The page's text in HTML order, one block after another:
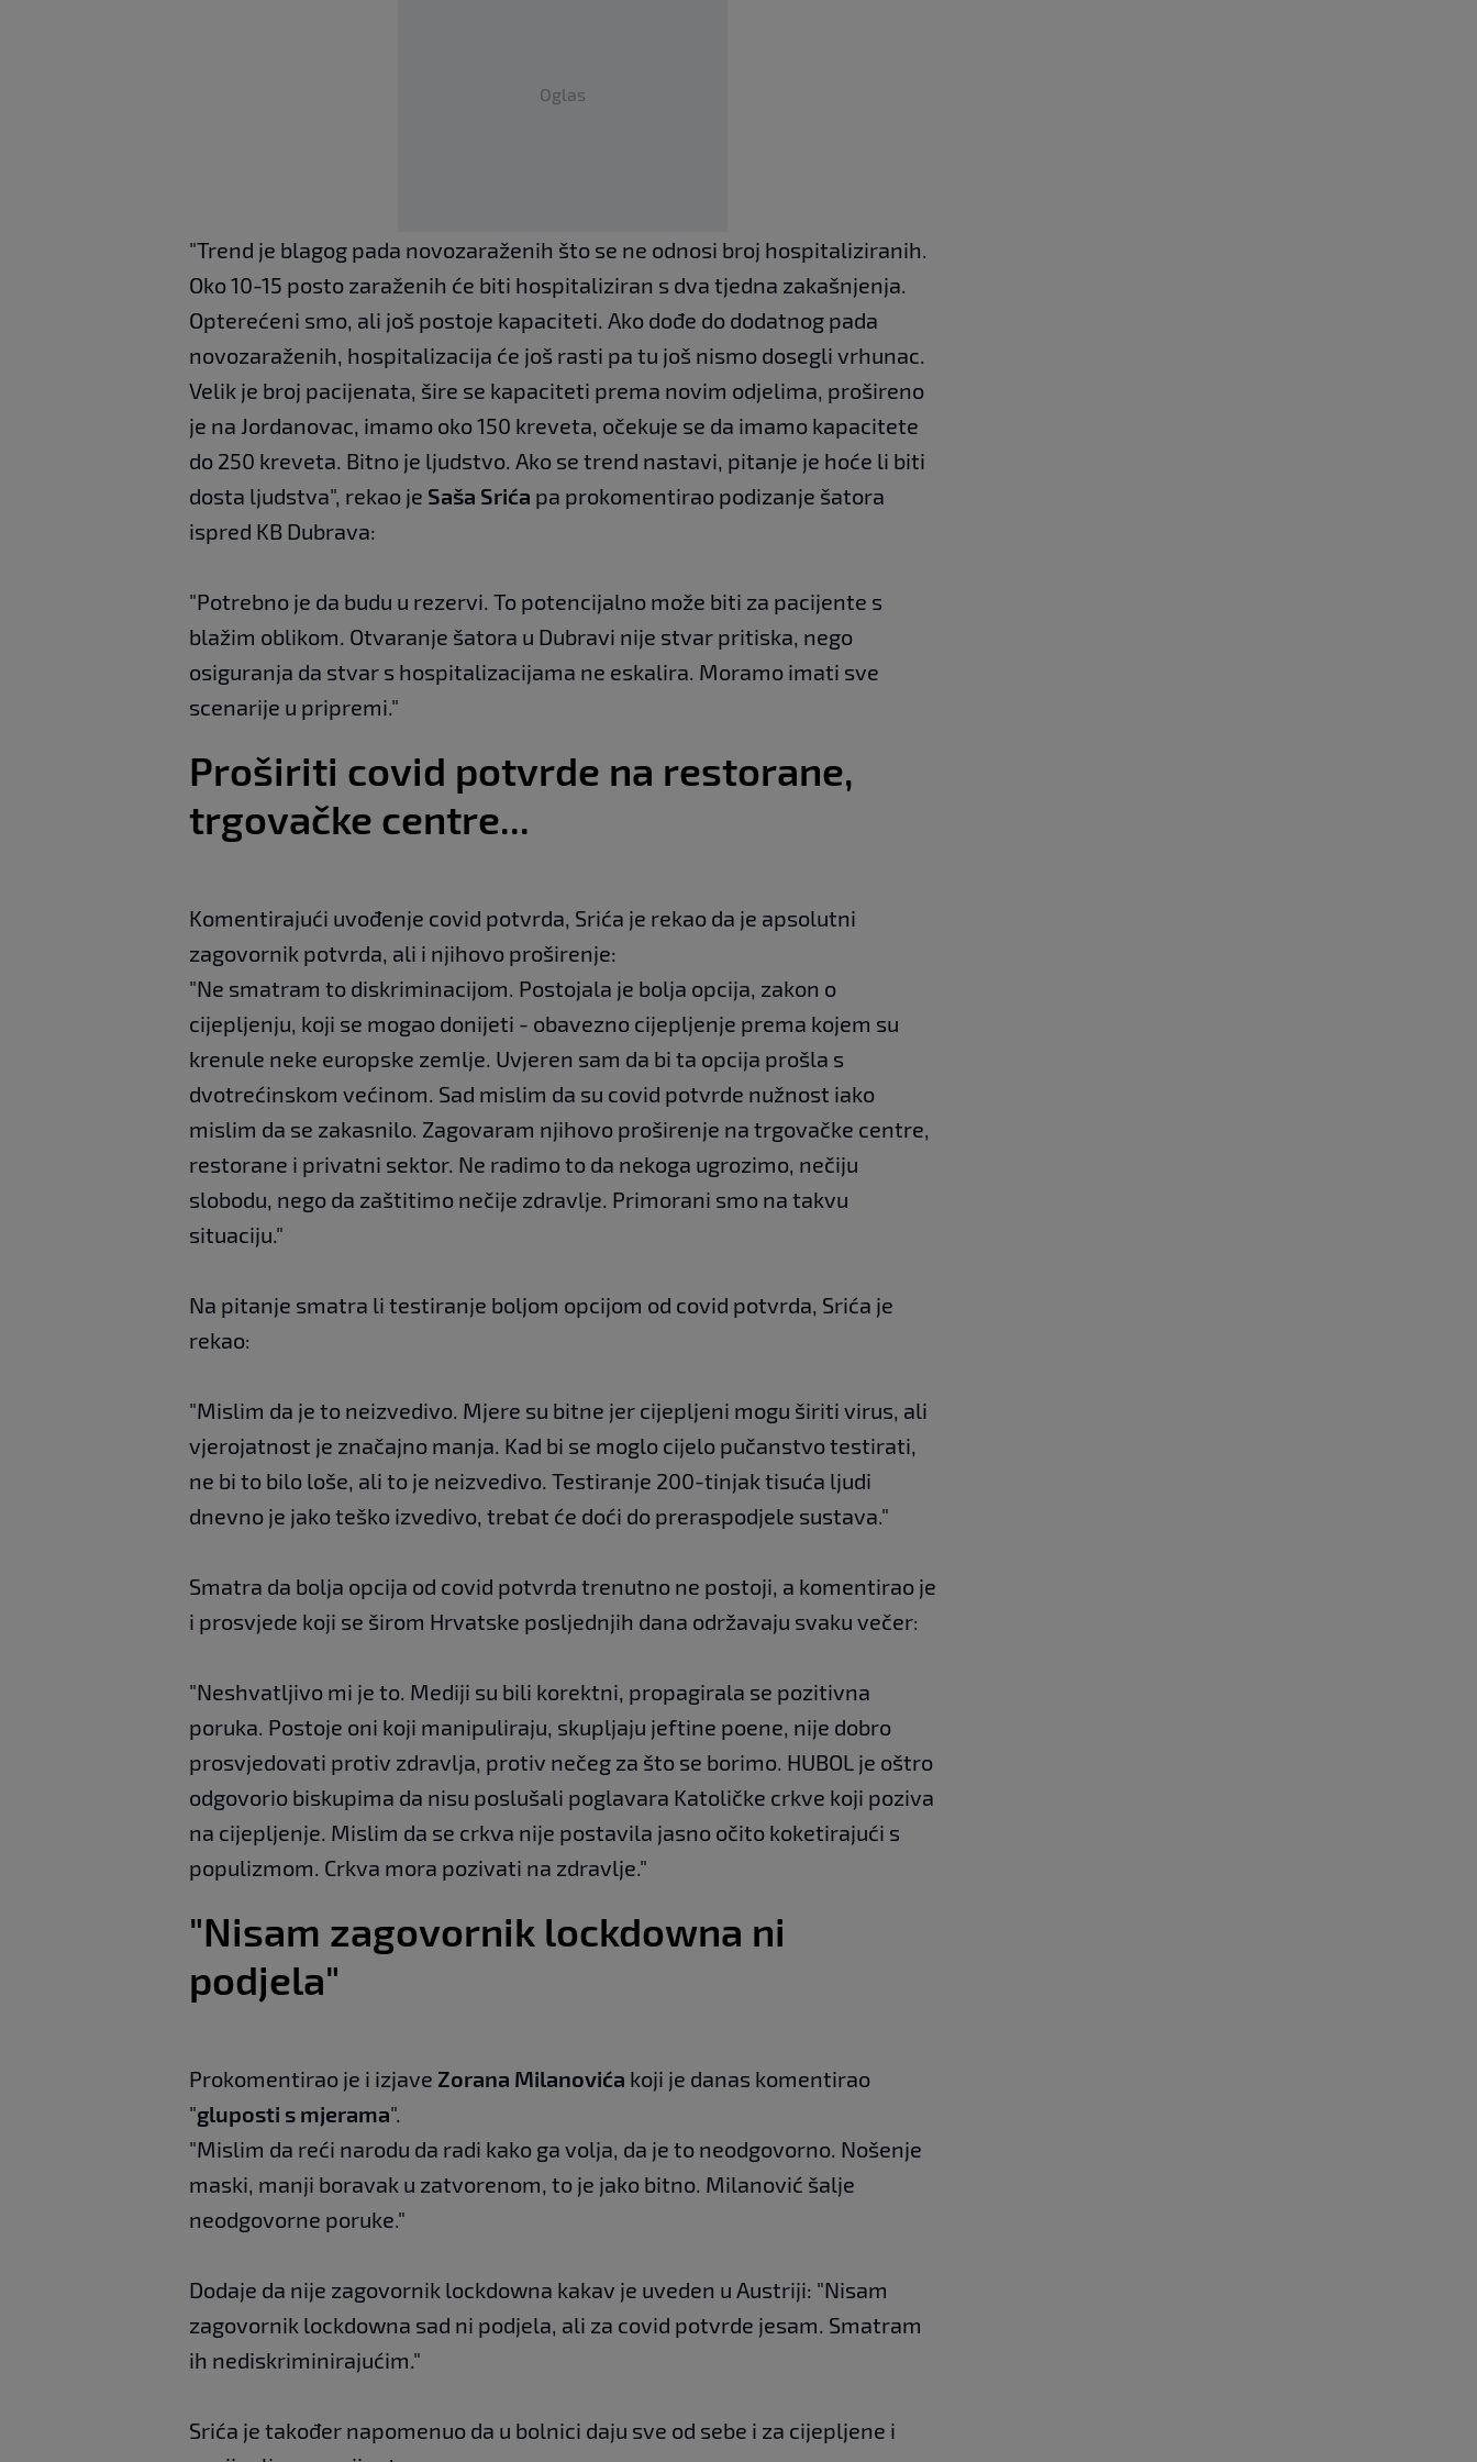
Oglas
"Trend je blagog pada novozaraženih što se ne odnosi broj hospitaliziranih.
Oko 10-15 posto zaraženih će biti hospitaliziran s dva tjedna zakašnjenja.
Opterećeni smo, ali još postoje kapaciteti. Ako dođe do dodatnog pada
novozaraženih, hospitalizacija će još rasti pa tu još nismo dosegli vrhunac.
Velik je broj pacijenata, šire se kapaciteti prema novim odjelima, prošireno
je na Jordanovac, imamo oko 150 kreveta, očekuje se da imamo kapacitete
do 250 kreveta. Bitno je ljudstvo. Ako se trend nastavi, pitanje je hoće li biti
dosta ljudstva", rekao je Saša Srića pa prokomentirao podizanje šatora
ispred KB Dubrava:
"Potrebno je da budu u rezervi. To potencijalno može biti za pacijente s
blažim oblikom. Otvaranje šatora u Dubravi nije stvar pritiska, nego
osiguranja da stvar s hospitalizacijama ne eskalira. Moramo imati sve
scenarije u pripremi."
Proširiti covid potvrde na restorane,
trgovačke centre...
Komentirajući uvođenje covid potvrda, Srića je rekao da je apsolutni
zagovornik potvrda, ali i njihovo proširenje:
"Ne smatram to diskriminacijom. Postojala je bolja opcija, zakon o
cijepljenju, koji se mogao donijeti - obavezno cijepljenje prema kojem su
krenule neke europske zemlje. Uvjeren sam da bi ta opcija prošla s
dvotrećinskom većinom. Sad mislim da su covid potvrde nužnost iako
mislim da se zakasnilo. Zagovaram njihovo proširenje na trgovačke centre,
restorane i privatni sektor. Ne radimo to da nekoga ugrozimo, nečiju
slobodu, nego da zaštitimo nečije zdravlje. Primorani smo na takvu
situaciju."
Na pitanje smatra li testiranje boljom opcijom od covid potvrda, Srića je
rekao:
"Mislim da je to neizvedivo. Mjere su bitne jer cijepljeni mogu širiti virus, ali
vjerojatnost je značajno manja. Kad bi se moglo cijelo pučanstvo testirati,
ne bi to bilo loše, ali to je neizvedivo. Testiranje 200-tinjak tisuća ljudi
dnevno je jako teško izvedivo, trebat će doći do preraspodjele sustava."
Smatra da bolja opcija od covid potvrda trenutno ne postoji, a komentirao je
i prosvjede koji se širom Hrvatske posljednjih dana održavaju svaku večer:
"Neshvatljivo mi je to. Mediji su bili korektni, propagirala se pozitivna
poruka. Postoje oni koji manipuliraju, skupljaju jeftine poene, nije dobro
prosvjedovati protiv zdravlja, protiv nečeg za što se borimo. HUBOL je oštro
odgovorio biskupima da nisu poslušali poglavara Katoličke crkve koji poziva
na cijepljenje. Mislim da se crkva nije postavila jasno očito koketirajući s
populizmom. Crkva mora pozivati na zdravlje."
"Nisam zagovornik lockdowna ni
podjela"
Prokomentirao je i izjave Zorana Milanovića koji je danas komentirao
"gluposti s mjerama".
"Mislim da reći narodu da radi kako ga volja, da je to neodgovorno. Nošenje
maski, manji boravak u zatvorenom, to je jako bitno. Milanović šalje
neodgovorne poruke."
Dodaje da nije zagovornik lockdowna kakav je uveden u Austriji: "Nisam
zagovornik lockdowna sad ni podjela, ali za covid potvrde jesam. Smatram
ih nediskriminirajućim."
Srića je također napomenuo da u bolnici daju sve od sebe i za cijepljene i